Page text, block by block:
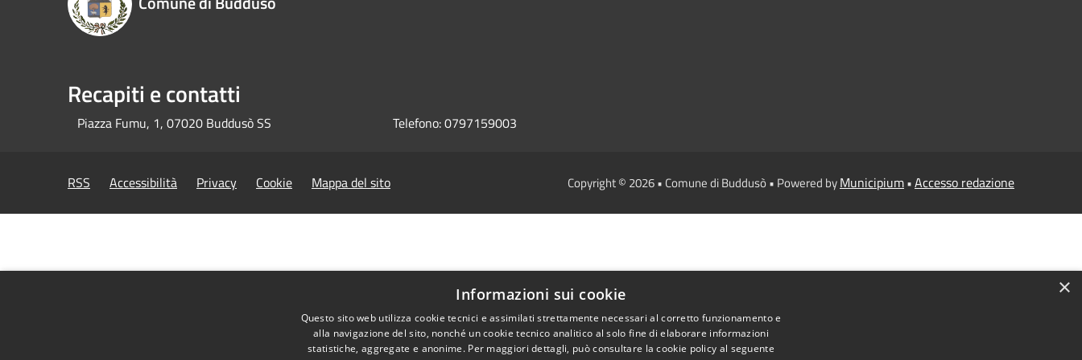
Recapiti e contatti
Piazza Fumu, 1, 07020 Buddusò SS Telefono:0797159003
RSS Accessibilità Privacy Cookie Mappa del sito Copyright © 2026 • Comune di Buddusò • Powered byMunicipium•Accesso redazione
×
Informazioni sui cookie
Questo sito web utilizza cookie tecnici e assimilati strettamente necessari al corretto funzionamento e
alla navigazione del sito, nonché un cookie tecnico analitico al solo fine di elaborare informazioni
statistiche, aggregate e anonime. Per maggiori dettagli, può consultare la cookie policy al seguente